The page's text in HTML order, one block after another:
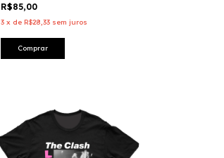
R$85,00
3 x de R$28,33 sem juros
Comprar